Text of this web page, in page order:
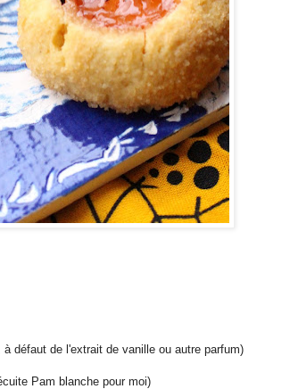
défaut de l'extrait de vanille ou autre parfum)
Pam blanche pour moi)